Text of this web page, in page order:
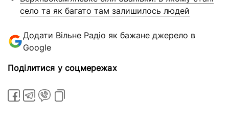
село та як багато там залишилось людей
Додати Вільне Радіо як бажане джерело в
Google
Поділитися у соцмережах